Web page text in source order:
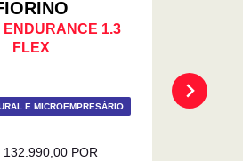
ENDURANCE 1.3
FLEX
E MICROEMPRESÁRIO
132.990,00 POR